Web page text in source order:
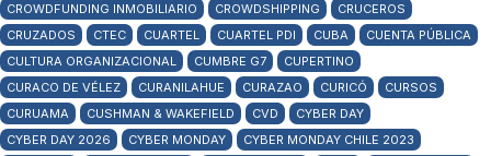
CROWDFUNDING INMOBILIARIO
CROWDSHIPPING
CRUCEROS
CRUZADOS
CTEC CUARTEL CUARTEL PDI CUBA
CUENTA PÚBLICA
CULTURA ORGANIZACIONAL
CUMBRE G7
CUPERTINO
CURACO DE VÉLEZ
CURANILAHUE CURAZAO CURICÓ
CURSOS
CURUAMA
CUSHMAN & WAKEFIELD CVD
CYBER DAY
CYBER DAY 2026
CYBER MONDAY
CYBER MONDAY CHILE 2023